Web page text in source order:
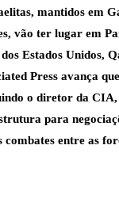
mantidos em
vão ter lugar em
dos Estados Unidos,
Press avança
o diretor da
para
combates entre as